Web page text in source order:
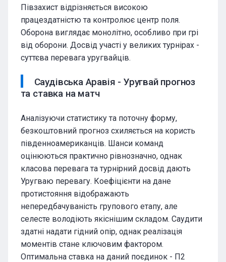
Півзахист відрізняється високою
працездатністю та контролює центр поля.
Оборона виглядає монолітно, особливо при грі
від оборони. Досвід участі у великих турнірах -
суттєва перевага уругвайців.
Саудівська Аравія - Уругвай прогноз
та ставка на матч
Аналізуючи статистику та поточну форму,
безкоштовний прогноз схиляється на користь
південноамериканців. Шанси команд
оцінюються практично рівнозначно, однак
класова перевага та турнірний досвід дають
Уругваю перевагу. Коефіцієнти на дане
протистояння відображають
непередбачуваність групового етапу, але
селесте володіють якіснішим складом. Саудити
здатні надати гідний опір, однак реалізація
моментів стане ключовим фактором.
Оптимальна ставка на даний поєдинок - П2